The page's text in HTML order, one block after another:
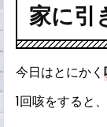
家に引
今日はとにかく
1回咳をすると